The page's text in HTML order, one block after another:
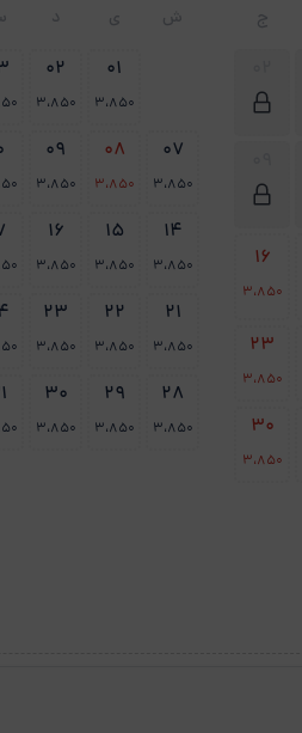
ج
16
3،850
23
3،850
30
3،850
ش ی د
01
3،850
02
3،850
07
3،850
08
3،850
09
3،850
14
3،850
15
3،850
16
3،850
21
3،850
22
3،850
23
3،850
28
3،850
29
3،850
30
3،850